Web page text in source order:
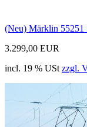
(Neu) Märklin
3.299,00 EUR
incl. 19 % USt zzgl.